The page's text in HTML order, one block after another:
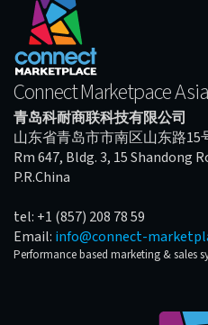
Connect Marketpace Asia
青岛科耐商联科技有限公司
山东省青岛市市南区山东路15
Rm 647, Bldg. 3, 15 Shandong
P.R.China
tel: +1 (857) 208 78 59
Email: info@connect-
Performance based marketing & sales